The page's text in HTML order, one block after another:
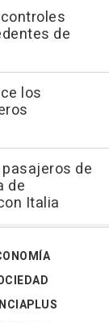
de
los
de
de
Italia